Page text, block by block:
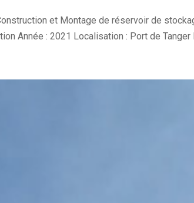
et Montage de réservoir de
Année : 2021 Localisation : Port de